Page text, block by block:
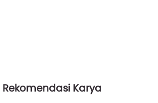
Rekomendasi Karya